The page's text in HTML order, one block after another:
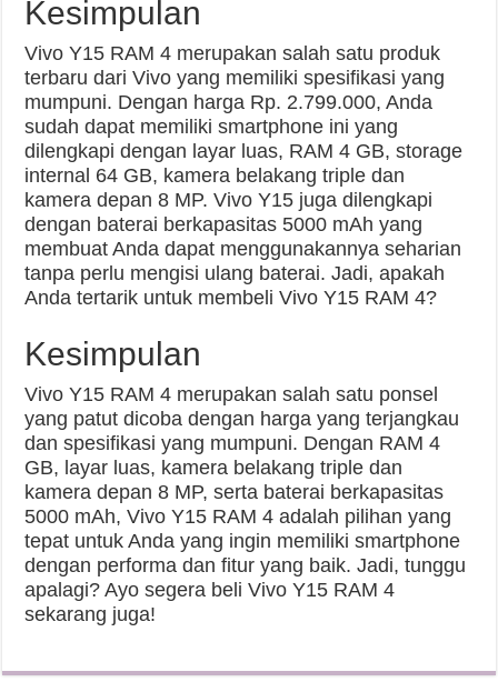
Kesimpulan
Vivo Y15 RAM 4 merupakan salah satu produk
terbaru dari Vivo yang memiliki spesifikasi yang
mumpuni. Dengan harga Rp. 2.799.000, Anda
sudah dapat memiliki smartphone ini yang
dilengkapi dengan layar luas, RAM 4 GB, storage
internal 64 GB, kamera belakang triple dan
kamera depan 8 MP. Vivo Y15 juga dilengkapi
dengan baterai berkapasitas 5000 mAh yang
membuat Anda dapat menggunakannya seharian
tanpa perlu mengisi ulang baterai. Jadi, apakah
Anda tertarik untuk membeli Vivo Y15 RAM 4?
Kesimpulan
Vivo Y15 RAM 4 merupakan salah satu ponsel
yang patut dicoba dengan harga yang terjangkau
dan spesifikasi yang mumpuni. Dengan RAM 4
GB, layar luas, kamera belakang triple dan
kamera depan 8 MP, serta baterai berkapasitas
5000 mAh, Vivo Y15 RAM 4 adalah pilihan yang
tepat untuk Anda yang ingin memiliki smartphone
dengan performa dan fitur yang baik. Jadi, tunggu
apalagi? Ayo segera beli Vivo Y15 RAM 4
sekarang juga!